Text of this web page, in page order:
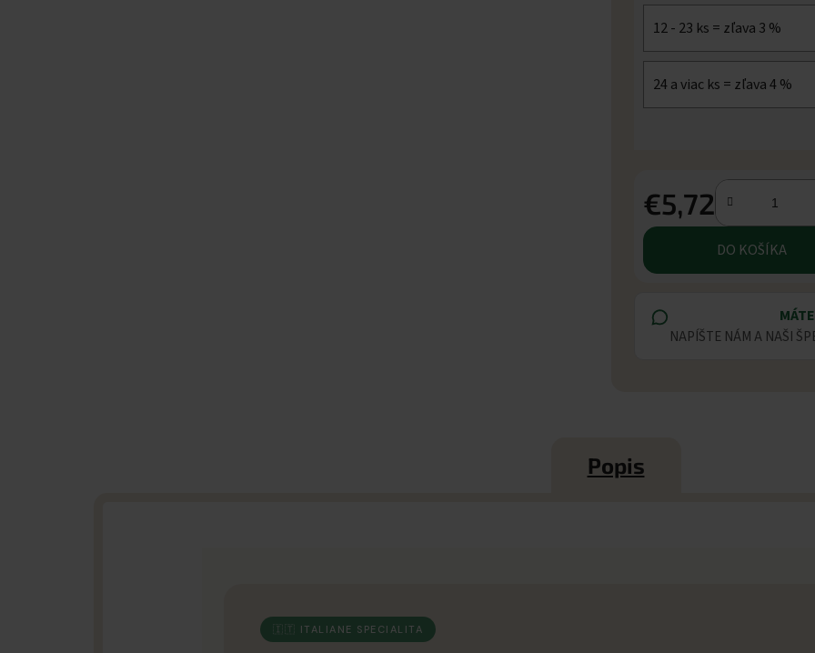
12 - 23 ks = zľava 3 %
24 a viac ks = zľava 4 %
€5,72
Jednotková cena:
DO KOŠÍKA
NAPÍŠTE NÁM A NAŠI
Popis
🇮🇹 ITALIANE SPECIALITA